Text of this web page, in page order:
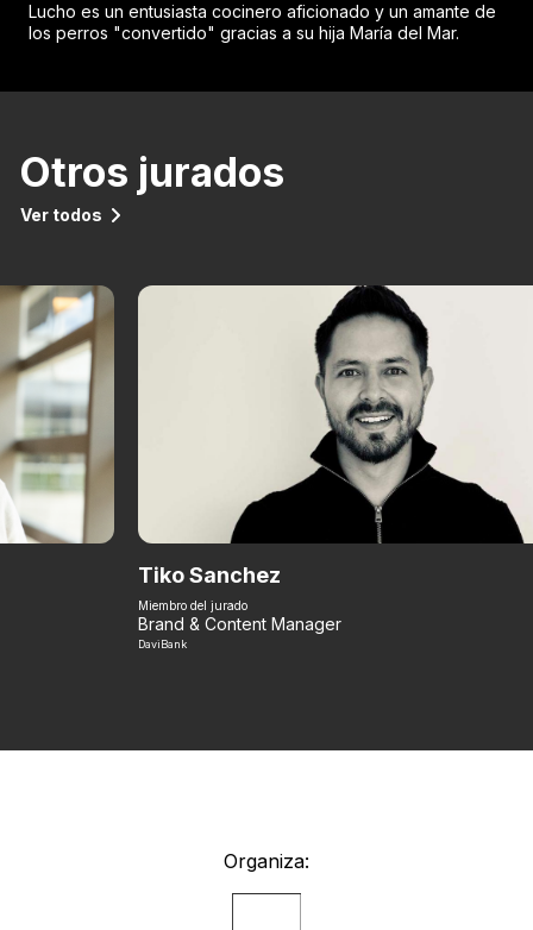
Lucho es un entusiasta cocinero aficionado y un amante de
los perros "convertido" gracias a su hija María del Mar.
Otros jurados
Ver todos
Tiko Sanchez
Miembro del jurado
Brand & Content Manager
DaviBank
Organiza: